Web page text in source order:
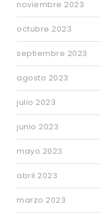
noviembre 2023
octubre 2023
septiembre 2023
agosto 2023
julio 2023
junio 2023
mayo 2023
abril 2023
marzo 2023